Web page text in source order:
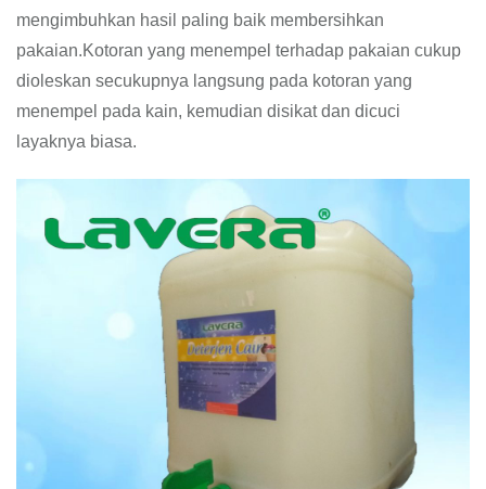
mengimbuhkan hasil paling baik membersihkan
pakaian.Kotoran yang menempel terhadap pakaian cukup
dioleskan secukupnya langsung pada kotoran yang
menempel pada kain, kemudian disikat dan dicuci
layaknya biasa.